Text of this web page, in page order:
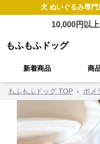
犬 ぬいぐるみ専門
10,000円以
もふもふドッグ
新着商品 商
もふもふドッグ TOP › ポメ